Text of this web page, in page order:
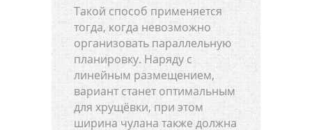
Такой способ применяется
тогда, когда невозможно
организовать параллельную
планировку. Наряду с
линейным размещением,
вариант станет оптимальным
для хрущёвки, при этом
ширина чулана также должна